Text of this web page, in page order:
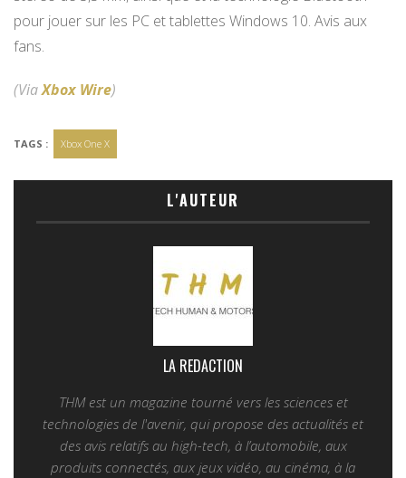
pour jouer sur les PC et tablettes Windows 10. Avis aux
fans.
(ViaXbox Wire)
TAGS : Xbox One X
L'AUTEUR
LA REDACTION
THM est un magazine tourné vers les sciences et
technologies de l'avenir, qui propose des actualités et
des avis relatifs au high-tech, à l’automobile, aux
produits connectés, aux jeux vidéo, au cinéma, à la